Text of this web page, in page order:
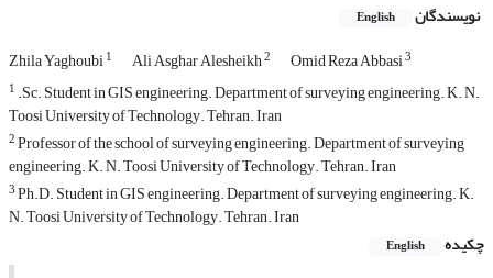
نویسندگان English
Zhila Yaghoubi1 Ali Asghar Alesheikh2 Omid Reza Abbasi3
1 .Sc. Student in GIS engineering. Department of surveying engineering. K. N.
Toosi University of Technology. Tehran. Iran
2Professor of the school of surveying engineering. Department of surveying
engineering. K. N. Toosi University of Technology. Tehran. Iran
3Ph.D. Student in GIS engineering. Department of surveying engineering. K.
N. Toosi University of Technology. Tehran. Iran
چکیده
English